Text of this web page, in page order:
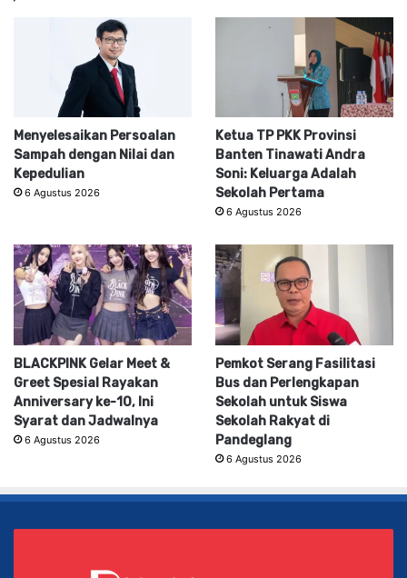
Menyelesaikan Persoalan
Sampah dengan Nilai dan
Kepedulian
6 Agustus 2026
Ketua TP PKK Provinsi
Banten Tinawati Andra
Soni: Keluarga Adalah
Sekolah Pertama
6 Agustus 2026
BLACKPINK Gelar Meet &
Greet Spesial Rayakan
Anniversary ke-10, Ini
Syarat dan Jadwalnya
6 Agustus 2026
Pemkot Serang Fasilitasi
Bus dan Perlengkapan
Sekolah untuk Siswa
Sekolah Rakyat di
Pandeglang
6 Agustus 2026